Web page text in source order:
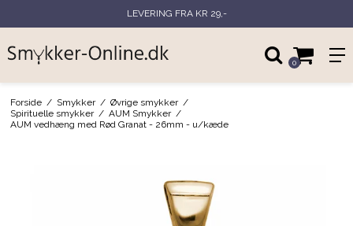
LEVERING FRA KR 29,-
0
Forside / Smykker / Øvrige smykker /
Spirituelle smykker / AUM Smykker /
AUM vedhæng med Rød Granat - 26mm - u/kæde